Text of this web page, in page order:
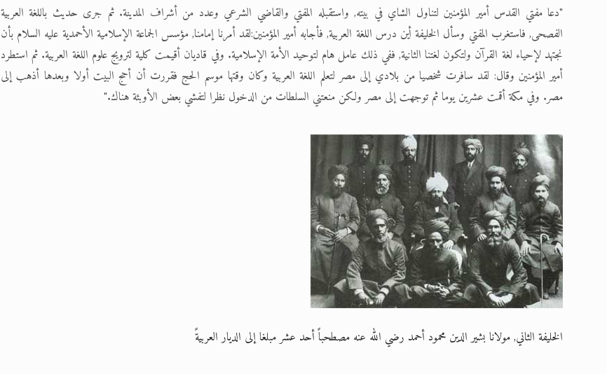
"دعا مفتي القدس أمير المؤمنين لتناول الشاي في بيته, واستقبله المفتي والقاضي الشرعي وعدد من أشراف المدينة. ثم جرى حديث باللغة العربية
الفصحى, فاستغرب المفتي وسأل الخليفة أين درس اللغة العربية, فأجابه أمير المؤمنين:لقد أمرنا إمامنا, مؤسس الجماعة الإسلامية الأحمدية عليه السلام بأن
نجتهد لإحياء لغة القرآن ولتكون لغتنا الثانية, ففي ذلك عامل هام لتوحيد الأمة الإسلامية. وفي قاديان أقيمت كلية لترويج علوم اللغة العربية. ثم استطرد
أمير المؤمنين وقال: لقد سافرت شخصيا من بلادي إلى مصر لتعلم اللغة العربية وكان وقتها موسم الحج فقررت أن أحج البيت أولا وبعدها أذهب إلى
مصر. وفي مكة أقمت عشرين يوما ثم توجهت إلى مصر ولكن منعتني السلطات من الدخول نظرا لتفشي بعض الأوبئة هناك."
الخليفة الثاني, مولانا بشير الدين محمود أحمد رضي الله عنه مصطحباً أحد عشر مبلغا إلى الديار العربيةً